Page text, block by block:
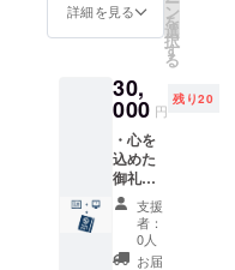
のディ
枚）で
お送り
させて
いただ
きま
す。 ※
使用時
は要予
約とな
りま
ち上げ
る予定
のHPに
者とし
てのク
レジッ
トを表
記させ
ていた
だきま
す。
（ご希
望者の
詳細を見る ン
を
選
択
す
る
30,
000 円
残り20
・心を
込めた
御礼の
メッ
セージ
カード
をお送
支援
者：
0人
お届